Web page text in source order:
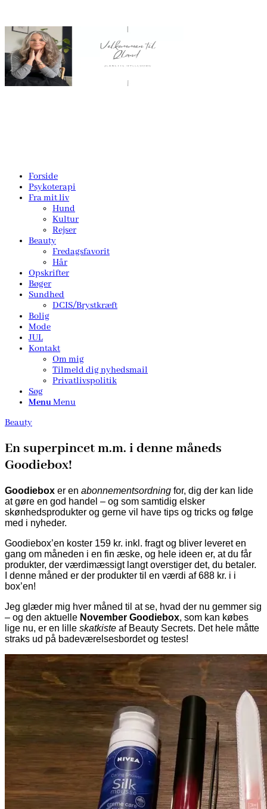
Forside
Psykoterapi
Fra mit liv
Hund
Kultur
Rejser
Beauty
Fredagsfavorit
Hår
Opskrifter
Bøger
Sundhed
DCIS/Brystkræft
Bolig
Mode
JUL
Kontakt
Om mig
Tilmeld dig nyhedsmail
Privatlivspolitik
Søg
MenuMenu
Beauty
En superpincet m.m. i denne måneds
Goodiebox!
Goodiebox er en abonnementsordning for, dig der kan lide
at gøre en god handel – og som samtidig elsker
skønhedsprodukter og gerne vil have tips og tricks og følge
med i nyheder.
Goodiebox’en koster 159 kr. inkl. fragt og bliver leveret en
gang om måneden i en fin æske, og hele ideen er, at du får
produkter, der værdimæssigt langt overstiger det, du betaler.
I denne måned er der produkter til en værdi af 688 kr. i i
box’en!
Jeg glæder mig hver måned til at se, hvad der nu gemmer sig
– og den aktuelle November Goodiebox, som kan købes
lige nu, er en lille skatkiste af Beauty Secrets. Det hele måtte
straks ud på badeværelsesbordet og testes!